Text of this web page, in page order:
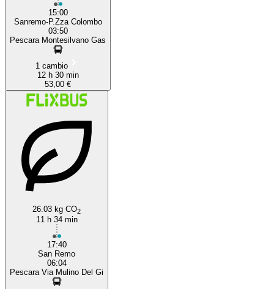
15:00
Sanremo-P.Zza Colombo
03:50
Pescara Montesilvano Gas
1 cambio
12 h 30 min
53,00 €
26.03 kg CO2
11 h 34 min
17:40
San Remo
06:04
Pescara Via Mulino Del Gi